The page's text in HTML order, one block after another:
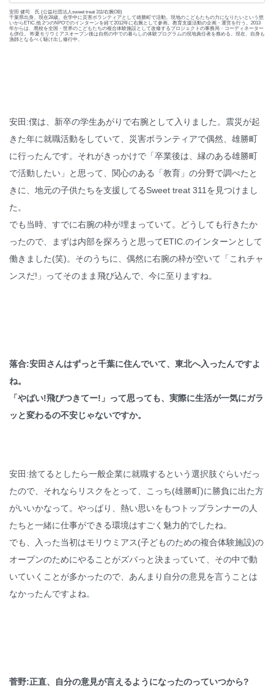
安田 健司 氏 (公益社団法人sweet treat 311/右腕OB)
千葉県出身。現在28歳。在学中に災害ボランティアとして雄勝町で活動。現地のこどもたちの力になりたいという想
いからETIC.他 2つのNPOでのインターンを経て2012年に右腕として参画。教育支援活動の企画・運営を行う。2013
年からは、廃校を全国・世界のこどもたちの複合体験施設として改修するプロジェクトの事務局・コーディネーター
も併任。 昨夏モリウミアスオープン後は自然の中での暮らしの体験プログラムの現地責任者を務める。現在、自身も
漁師となるべく駆け出し修行中。
安田:僕は、新卒の学生あがりで右腕として入りました。震災が起
きた年に就職活動をしていて、災害ボランティアで偶然、雄勝町
に行ったんです。それがきっかけで「卒業後は、縁のある雄勝町
で活動したい」と思って、関心のある「教育」の分野で調べたと
きに、地元の子供たちを支援してるSweet treat 311を見つけまし
た。
でも当時、すでに右腕の枠が埋まっていて。どうしても行きたか
ったので、まずは内部を探ろうと思ってETIC.のインターンとして
働きました(笑)。そのうちに、偶然に右腕の枠が空いて「これチャ
ンスだ!」ってそのまま飛び込んで、今に至りますね。
落合:安田さんはずっと千葉に住んでいて、東北へ入ったんですよ
ね。
「やばい!飛びつきてー!」って思っても、実際に生活が一気にガラ
ッと変わるの不安じゃないですか。
安田:捨てるとしたら一般企業に就職するという選択肢ぐらいだっ
たので、それならリスクをとって、こっち(雄勝町)に勝負に出た方
がいいかなって。やっぱり、熱い思いをもつトップランナーの人
たちと一緒に仕事ができる環境はすごく魅力的でしたね。
でも、入った当初はモリウミアス(子どものための複合体験施設)の
オープンのためにやることがズバっと決まっていて、その中で動
いていくことが多かったので、あんまり自分の意見を言うことは
なかったんですよね。
菅野:正直、自分の意見が言えるようになったのっていつから?